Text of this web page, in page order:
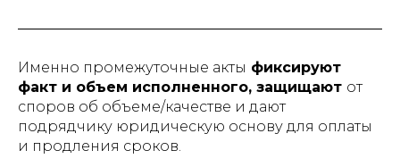
Именно промежуточные акты фиксируют
факт и объем исполненного, защищают от
споров об объеме/качестве и дают
подрядчику юридическую основу для оплаты
и продления сроков.